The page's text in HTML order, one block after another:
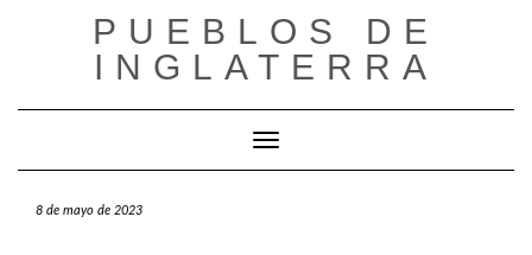
PUEBLOS DE
INGLATERRA
Cambiar modo de navegación
8 de mayo de 2023